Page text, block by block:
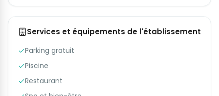
Services et équipements de l'établissement
Parking gratuit
Piscine
Restaurant